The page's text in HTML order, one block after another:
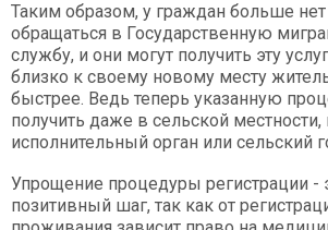
Таким образом, у граждан больше
обращаться в Государственную
службу, и они могут получить эту
близко к своему новому месту
быстрее. Ведь теперь указанную
получить даже в сельской местности,
исполнительный орган или сельский
Упрощение процедуры регистрации -
позитивный шаг, так как от